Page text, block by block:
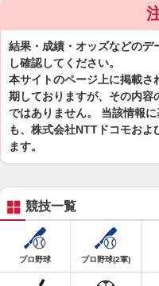
結果・成績・オッズなどのデ
し確認してください。
本サイトのページ上に掲載さ
期しておりますが、その内容
ではありません。 当該情報
も、株式会社NTTドコモお
ます。
競技一覧
プロ野球 プロ野球(2軍)